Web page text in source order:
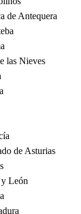
de Antequera
las Nieves
de Asturias
León